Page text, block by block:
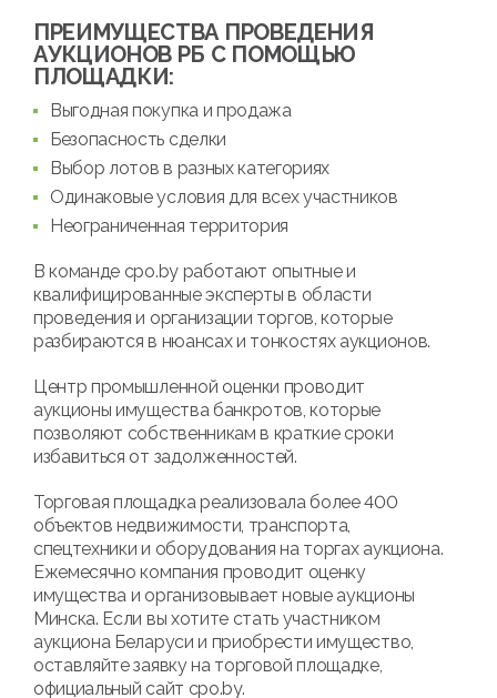
ПРЕИМУЩЕСТВА ПРОВЕДЕНИЯ
АУКЦИОНОВ РБ С ПОМОЩЬЮ
ПЛОЩАДКИ:
Выгодная покупка и продажа
Безопасность сделки
Выбор лотов в разных категориях
Одинаковые условия для всех участников
Неограниченная территория
В команде cpo.by работают опытные и
квалифицированные эксперты в области
проведения и организации торгов, которые
разбираются в нюансах и тонкостях аукционов.
Центр промышленной оценки проводит
аукционы имущества банкротов, которые
позволяют собственникам в краткие сроки
избавиться от задолженностей.
Торговая площадка реализовала более 400
объектов недвижимости, транспорта,
спецтехники и оборудования на торгах аукциона.
Ежемесячно компания проводит оценку
имущества и организовывает новые аукционы
Минска. Если вы хотите стать участником
аукциона Беларуси и приобрести имущество,
оставляйте заявку на торговой площадке,
официальный сайт cpo.by.